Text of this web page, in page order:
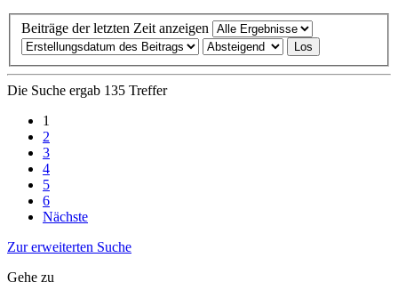
Beiträge der letzten Zeit anzeigen
Die Suche ergab 135 Treffer
1
2
3
4
5
6
Nächste
Zur erweiterten Suche
Gehe zu